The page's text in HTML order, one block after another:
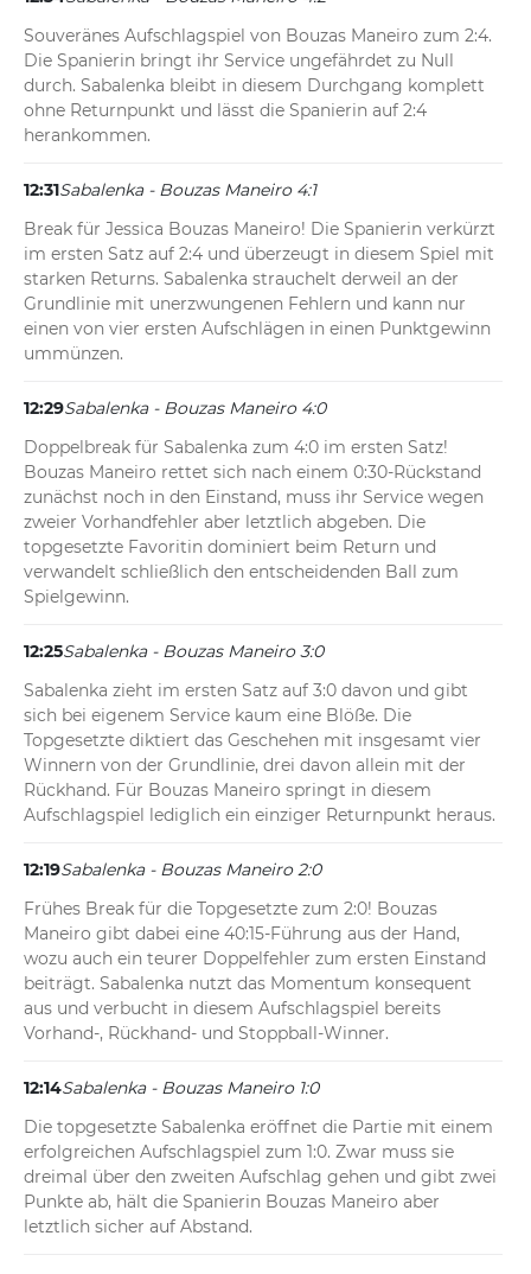
Souveränes Aufschlagspiel von Bouzas Maneiro zum 2:4.
Die Spanierin bringt ihr Service ungefährdet zu Null
durch. Sabalenka bleibt in diesem Durchgang komplett
ohne Returnpunkt und lässt die Spanierin auf 2:4
herankommen.
12:31Sabalenka - Bouzas Maneiro 4:1
Break für Jessica Bouzas Maneiro! Die Spanierin verkürzt
im ersten Satz auf 2:4 und überzeugt in diesem Spiel mit
starken Returns. Sabalenka strauchelt derweil an der
Grundlinie mit unerzwungenen Fehlern und kann nur
einen von vier ersten Aufschlägen in einen Punktgewinn
ummünzen.
12:29Sabalenka - Bouzas Maneiro 4:0
Doppelbreak für Sabalenka zum 4:0 im ersten Satz!
Bouzas Maneiro rettet sich nach einem 0:30-Rückstand
zunächst noch in den Einstand, muss ihr Service wegen
zweier Vorhandfehler aber letztlich abgeben. Die
topgesetzte Favoritin dominiert beim Return und
verwandelt schließlich den entscheidenden Ball zum
Spielgewinn.
12:25Sabalenka - Bouzas Maneiro 3:0
Sabalenka zieht im ersten Satz auf 3:0 davon und gibt
sich bei eigenem Service kaum eine Blöße. Die
Topgesetzte diktiert das Geschehen mit insgesamt vier
Winnern von der Grundlinie, drei davon allein mit der
Rückhand. Für Bouzas Maneiro springt in diesem
Aufschlagspiel lediglich ein einziger Returnpunkt heraus.
12:19Sabalenka - Bouzas Maneiro 2:0
Frühes Break für die Topgesetzte zum 2:0! Bouzas
Maneiro gibt dabei eine 40:15-Führung aus der Hand,
wozu auch ein teurer Doppelfehler zum ersten Einstand
beiträgt. Sabalenka nutzt das Momentum konsequent
aus und verbucht in diesem Aufschlagspiel bereits
Vorhand-, Rückhand- und Stoppball-Winner.
12:14Sabalenka - Bouzas Maneiro 1:0
Die topgesetzte Sabalenka eröffnet die Partie mit einem
erfolgreichen Aufschlagspiel zum 1:0. Zwar muss sie
dreimal über den zweiten Aufschlag gehen und gibt zwei
Punkte ab, hält die Spanierin Bouzas Maneiro aber
letztlich sicher auf Abstand.